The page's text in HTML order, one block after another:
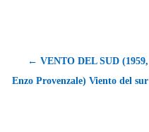
← VENTO DEL SUD (1959,
Enzo Provenzale) Viento del sur